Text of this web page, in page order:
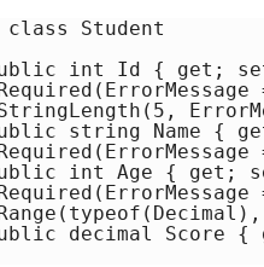
class Student
int Id { get;
string Name {
int Age { get;
decimal Score {